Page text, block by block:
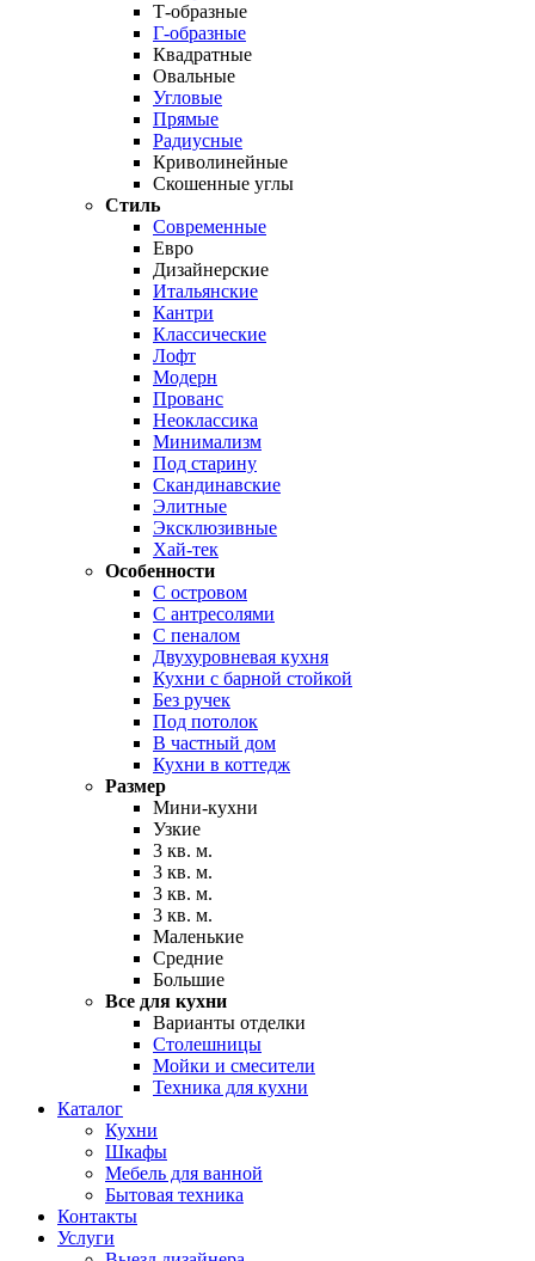
Т-образные
Г-образные
Квадратные
Овальные
Угловые
Прямые
Радиусные
Криволинейные
Скошенные углы
Стиль
Современные
Евро
Дизайнерские
Итальянские
Кантри
Классические
Лофт
Модерн
Прованс
Неоклассика
Минимализм
Под старину
Скандинавские
Элитные
Эксклюзивные
Хай-тек
Особенности
С островом
С антресолями
С пеналом
Двухуровневая кухня
Кухни с барной стойкой
Без ручек
Под потолок
В частный дом
Кухни в коттедж
Размер
Мини-кухни
Узкие
3 кв. м.
3 кв. м.
3 кв. м.
3 кв. м.
Маленькие
Средние
Большие
Все для кухни
Варианты отделки
Столешницы
Мойки и смесители
Техника для кухни
Каталог
Кухни
Шкафы
Мебель для ванной
Бытовая техника
Контакты
Услуги